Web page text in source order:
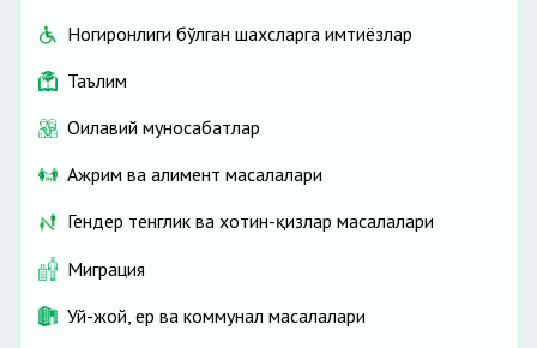
Ногиронлиги бўлган шахсларга имтиёзлар
Таълим
Оилавий муносабатлар
Ажрим ва алимент масалалари
Гендер тенглик ва хотин-қизлар масалалари
Миграция
Уй-жой, ер ва коммунал масалалари